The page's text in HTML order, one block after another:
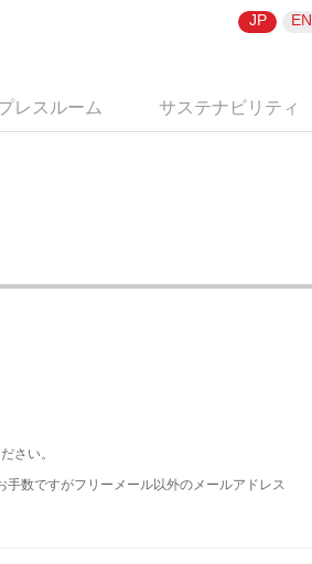
レスルーム サステナビリティ
JP EN
さい。
数ですがフリーメール以外のメールアドレス